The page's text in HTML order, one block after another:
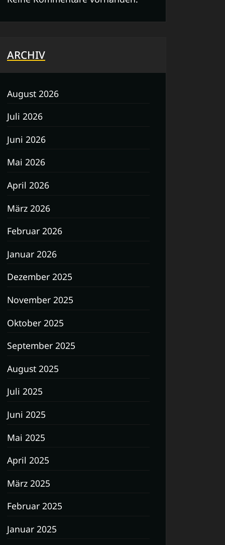
ARCHIV
August 2026
Juli 2026
Juni 2026
Mai 2026
April 2026
März 2026
Februar 2026
Januar 2026
Dezember 2025
November 2025
Oktober 2025
September 2025
August 2025
Juli 2025
Juni 2025
Mai 2025
April 2025
März 2025
Februar 2025
Januar 2025